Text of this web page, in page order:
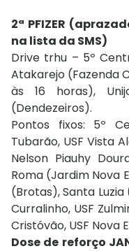
2ª PFIZER
na lista da SMS)
Drive trhu – 5º
Atakarejo (Fazenda
às 16 horas),
(Dendezeiros).
Pontos fixos: 5º
Tubarão, USF Vista
Nelson Piauhy
Roma (Jardim Nova
(Brotas), Santa Luzia
Curralinho, USF
Cristóvão, USF Nova
Dose de reforço